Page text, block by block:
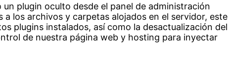
plugin oculto desde el panel de administración
a los archivos y carpetas alojados en el servidor, este
plugins instalados, así como la desactualización del
de nuestra página web y hosting para inyectar